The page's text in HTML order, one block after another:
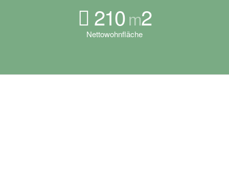
210m2
Nettowohnfläche